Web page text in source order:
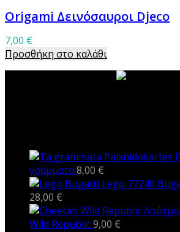
Origami Δεινόσαυροι Djeco
7,00 €
Προσθήκη στο καλάθι
γράμματα8,00 €
Lego 77240
28,00 €
Wild Republic9,00 €